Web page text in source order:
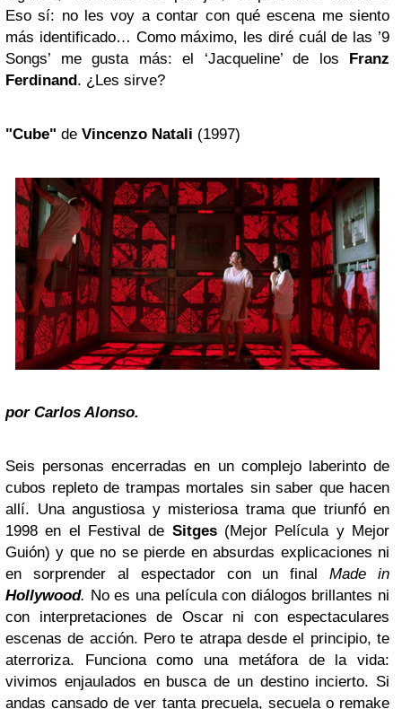
Eso sí: no les voy a contar con qué escena me siento
más identificado… Como máximo, les diré cuál de las ’9
Songs’ me gusta más: el ‘Jacqueline’ de los Franz
Ferdinand. ¿Les sirve?
"Cube" de Vincenzo Natali (1997)
por Carlos Alonso.
Seis personas encerradas en un complejo laberinto de
cubos repleto de trampas mortales sin saber que hacen
allí. Una angustiosa y misteriosa trama que triunfó en
1998 en el Festival de Sitges(Mejor Película y Mejor
Guión) y que no se pierde en absurdas explicaciones ni
en sorprender al espectador con un finalMade in
Hollywood. No es una película con diálogos brillantes ni
con interpretaciones de Oscar ni con espectaculares
escenas de acción. Pero te atrapa desde el principio, te
aterroriza. Funciona como una metáfora de la vida:
vivimos enjaulados en busca de un destino incierto. Si
andas cansado de ver tanta precuela, secuela o remake